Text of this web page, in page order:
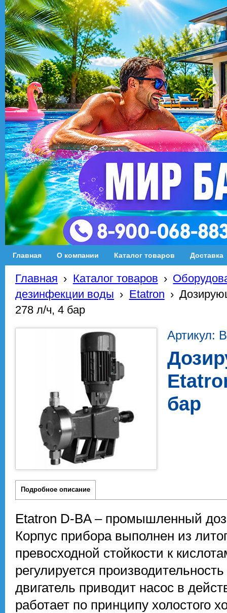
Главная О компании Каталог товаров Доставка
Главная › Каталог товаров ›
дезинфекции воды › Etatron ›
278 л/ч, 4 бар
Артикул:
бар
Подробное описание
Etatron D-BA – промышленный
Корпус прибора выполнен из
превосходной стойкости к
регулируется
двигатель приводит насос в
работает по принципу холостого